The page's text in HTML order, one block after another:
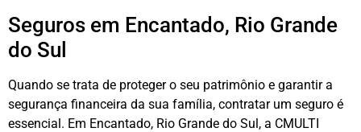
Seguros em Encantado, Rio Grande
do Sul
Quando se trata de proteger o seu patrimônio e garantir a
segurança financeira da sua família, contratar um seguro é
essencial. Em Encantado, Rio Grande do Sul, a CMULTI